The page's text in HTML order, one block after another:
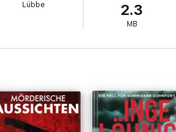
Lübbe 2.3
MB